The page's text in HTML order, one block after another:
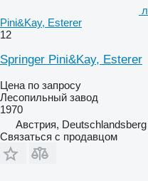
Pini&Kay, Esterer
12
Springer Pini&Kay, Esterer
Цена по запросу
Лесопильный завод
1970
Австрия, Deutschlandsberg
Связаться с продавцом